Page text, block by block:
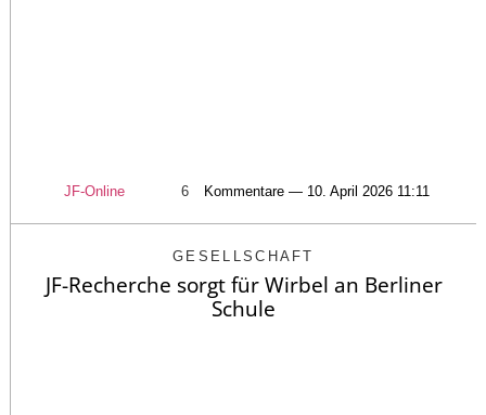
JF-Online 6 Kommentare — 10. April 2026 11:11
GESELLSCHAFT
JF-Recherche sorgt für Wirbel an Berliner
Schule